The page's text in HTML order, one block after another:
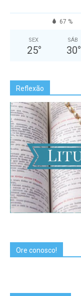
67 %
SEX
25°
SÁB
30°
Reflexão
Ore conosco!